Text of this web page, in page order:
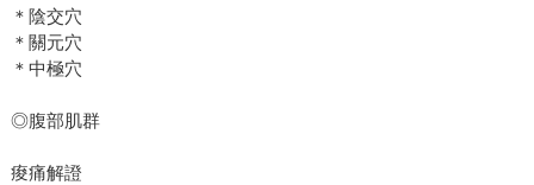
＊陰交穴
＊關元穴
＊中極穴
◎腹部肌群
痠痛解證